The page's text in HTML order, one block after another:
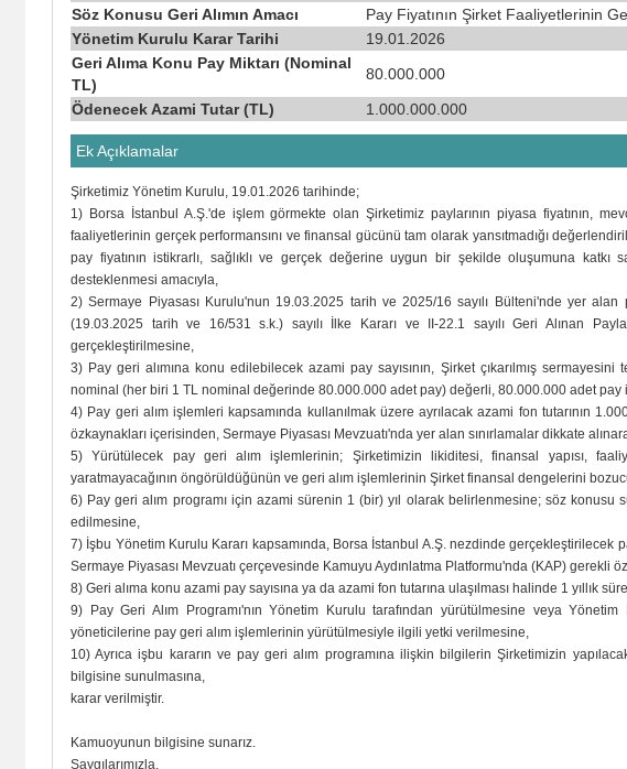
Söz Konusu Geri Alımın Amacı
Pay Fiyatının Şirket Faaliyetlerinin
Yönetim Kurulu Karar Tarihi
19.01.2026
Geri Alıma Konu Pay Miktarı (Nominal
TL)
80.000.000
Ödenecek Azami Tutar (TL)
1.000.000.000
Ek Açıklamalar
Şirketimiz Yönetim Kurulu, 19.01.2026 tarihinde;
1) Borsa İstanbul A.Ş.'de işlem görmekte olan Şirketimiz paylarının piyasa fiyatının,
faaliyetlerinin gerçek performansını ve finansal gücünü tam olarak yansıtmadığı
pay fiyatının istikrarlı, sağlıklı ve gerçek değerine uygun bir şekilde oluşumuna katkı
desteklenmesi amacıyla,
2) Sermaye Piyasası Kurulu'nun 19.03.2025 tarih ve 2025/16 sayılı Bülteni'nde yer
(19.03.2025 tarih ve 16/531 s.k.) sayılı İlke Kararı ve II-22.1 sayılı Geri Alınan
gerçekleştirilmesine,
3) Pay geri alımına konu edilebilecek azami pay sayısının, Şirket çıkarılmış
nominal (her biri 1 TL nominal değerinde 80.000.000 adet pay) değerli, 80.000.000 adet pay
4) Pay geri alım işlemleri kapsamında kullanılmak üzere ayrılacak azami fon tutarının
özkaynakları içerisinden, Sermaye Piyasası Mevzuatı'nda yer alan sınırlamalar dikkate
5) Yürütülecek pay geri alım işlemlerinin; Şirketimizin likiditesi, finansal yapısı,
yaratmayacağının öngörüldüğünün ve geri alım işlemlerinin Şirket finansal dengelerini
6) Pay geri alım programı için azami sürenin 1 (bir) yıl olarak belirlenmesine; söz konusu
edilmesine,
7) İşbu Yönetim Kurulu Kararı kapsamında, Borsa İstanbul A.Ş. nezdinde gerçekleştirilecek
Sermaye Piyasası Mevzuatı çerçevesinde Kamuyu Aydınlatma Platformu'nda (KAP) gerekli
8) Geri alıma konu azami pay sayısına ya da azami fon tutarına ulaşılması halinde 1 yıllık
9) Pay Geri Alım Programı'nın Yönetim Kurulu tarafından yürütülmesine veya
yöneticilerine pay geri alım işlemlerinin yürütülmesiyle ilgili yetki verilmesine,
10) Ayrıca işbu kararın ve pay geri alım programına ilişkin bilgilerin Şirketimizin
bilgisine sunulmasına,
karar verilmiştir.
Kamuoyunun bilgisine sunarız.
Saygılarımızla,